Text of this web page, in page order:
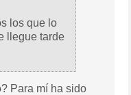
los que lo
llegue tarde
Para mí ha sido